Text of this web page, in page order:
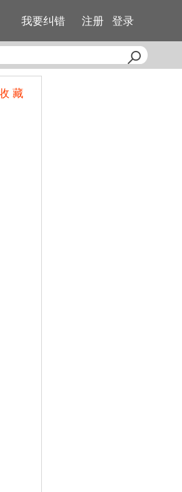
我要纠错 注册 登录
藏